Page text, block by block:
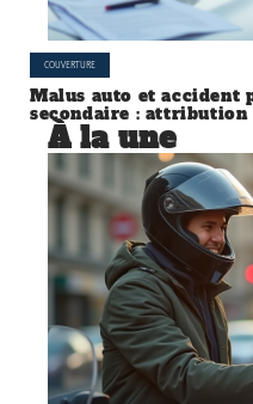
COUVERTURE
Malus auto et accident
secondaire :
À la une